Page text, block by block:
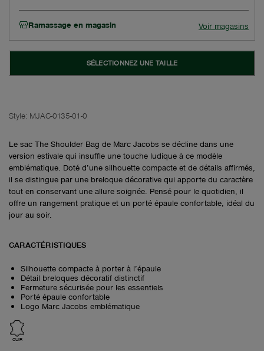
Ramassage en magasin Voir magasins
SÉLECTIONNEZ UNE TAILLE
Style: MJAC-0135-01-0
Le sac The Shoulder Bag de Marc Jacobs se décline dans une
version estivale qui insuffle une touche ludique à ce modèle
emblématique. Doté d’une silhouette compacte et de détails affirmés,
il se distingue par une breloque décorative qui apporte du caractère
tout en conservant une allure soignée. Pensé pour le quotidien, il
offre un rangement pratique et un porté épaule confortable, idéal du
jour au soir.
CARACTÉRISTIQUES
Silhouette compacte à porter à l’épaule
Détail breloques décoratif distinctif
Fermeture sécurisée pour les essentiels
Porté épaule confortable
Logo Marc Jacobs emblématique
CUIR